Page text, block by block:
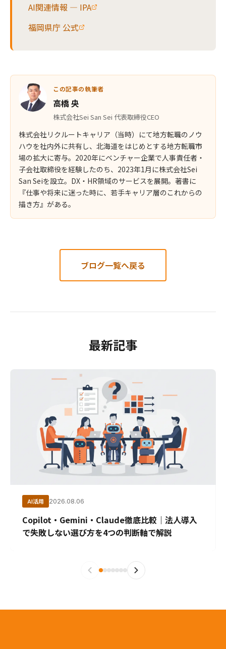
AI関連情報 — IPA
福岡県庁 公式
この記事の執筆者
高橋 央
株式会社Sei San Sei 代表取締役CEO
株式会社リクルートキャリア（当時）にて地方転職のノウ
ハウを社内外に共有し、北海道をはじめとする地方転職市
場の拡大に寄与。2020年にベンチャー企業で人事責任者・
子会社取締役を経験したのち、2023年1月に株式会社Sei
San Seiを設立。DX・HR領域のサービスを展開。著書に
『仕事や将来に迷った時に、若手キャリア層のこれからの
描き方』がある。
ブログ一覧へ戻る
最新記事
AI活用 2026.08.06
Copilot・Gemini・Claude徹底比較｜法人導入
で失敗しない選び方を4つの判断軸で解説